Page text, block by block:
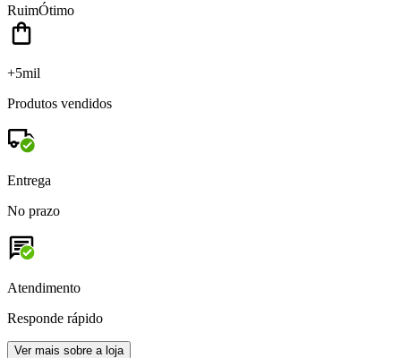
RuimÓtimo
+5mil
Produtos vendidos
Entrega
No prazo
Atendimento
Responde rápido
Ver mais sobre a loja